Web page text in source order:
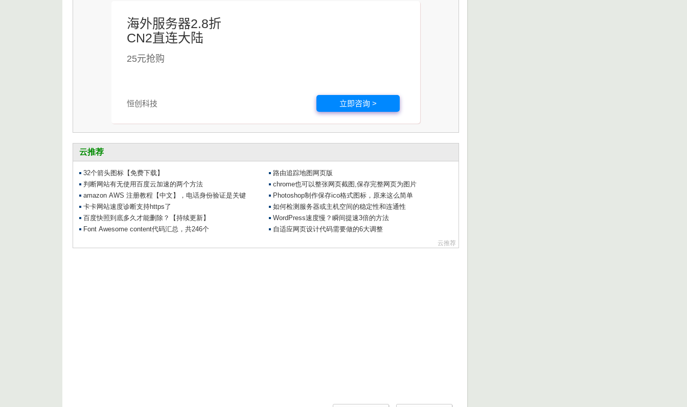
海外服务器2.8折
CN2直连大陆
25元抢购
恒创科技 立即咨询 >